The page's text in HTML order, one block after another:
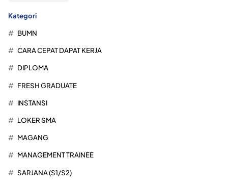
Kategori
BUMN
CARA CEPAT DAPAT KERJA
DIPLOMA
FRESH GRADUATE
INSTANSI
LOKER SMA
MAGANG
MANAGEMENT TRAINEE
SARJANA (S1/S2)